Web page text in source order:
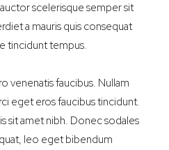
scelerisque semper sit
a mauris quis consequat
tincidunt tempus.
venenatis faucibus. Nullam
eget eros faucibus tincidunt.
sit amet nibh. Donec sodales
leo eget bibendum